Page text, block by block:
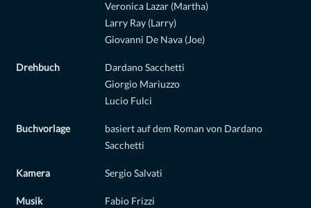
Veronica Lazar (Martha)
Larry Ray (Larry)
Giovanni De Nava (Joe)
Drehbuch
Dardano Sacchetti
Giorgio Mariuzzo
Lucio Fulci
Buchvorlage
basiert auf dem Roman von Dardano
Sacchetti
Kamera Sergio Salvati
Musik Fabio Frizzi